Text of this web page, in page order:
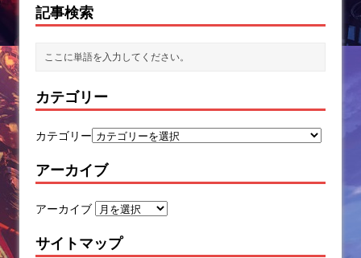
記事検索
カテゴリー
カテゴリー
アーカイブ
アーカイブ
サイトマップ